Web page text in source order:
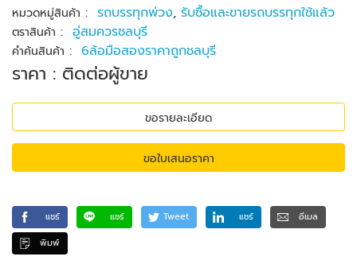
หมวดหมู่สินค้า : รถบรรทุกพ่วง, รับซื้อและขายรถบรรทุกใช้แล้ว
ตราสินค้า : อู่สมควรชลบุรี
คำค้นสินค้า : 6ล้อมือสองราคาถูกชลบุรี
ราคา : ติดต่อผู้ขาย
ขอรายละเอียด
ขอใบเสนอราคา
แชร์ แชร์ Tweet แชร์
อีเมล
พิมพ์